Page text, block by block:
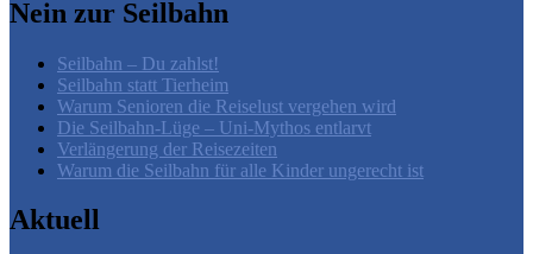
Nein zur Seilbahn
Seilbahn – Du zahlst!
Seilbahn statt Tierheim
Warum Senioren die Reiselust vergehen wird
Die Seilbahn-Lüge – Uni-Mythos entlarvt
Verlängerung der Reisezeiten
Warum die Seilbahn für alle Kinder ungerecht ist
Aktuell